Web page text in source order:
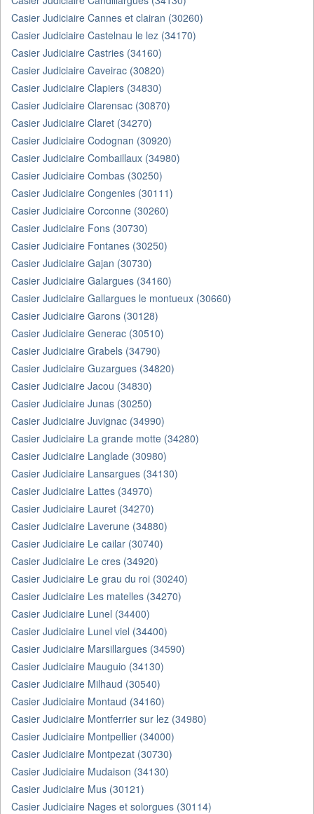
Casier Judiciaire Cannes et clairan (30260)
Casier Judiciaire Castelnau le lez (34170)
Casier Judiciaire Castries (34160)
Casier Judiciaire Caveirac (30820)
Casier Judiciaire Clapiers (34830)
Casier Judiciaire Clarensac (30870)
Casier Judiciaire Claret (34270)
Casier Judiciaire Codognan (30920)
Casier Judiciaire Combaillaux (34980)
Casier Judiciaire Combas (30250)
Casier Judiciaire Congenies (30111)
Casier Judiciaire Corconne (30260)
Casier Judiciaire Fons (30730)
Casier Judiciaire Fontanes (30250)
Casier Judiciaire Gajan (30730)
Casier Judiciaire Galargues (34160)
Casier Judiciaire Gallargues le montueux (30660)
Casier Judiciaire Garons (30128)
Casier Judiciaire Generac (30510)
Casier Judiciaire Grabels (34790)
Casier Judiciaire Guzargues (34820)
Casier Judiciaire Jacou (34830)
Casier Judiciaire Junas (30250)
Casier Judiciaire Juvignac (34990)
Casier Judiciaire La grande motte (34280)
Casier Judiciaire Langlade (30980)
Casier Judiciaire Lansargues (34130)
Casier Judiciaire Lattes (34970)
Casier Judiciaire Lauret (34270)
Casier Judiciaire Laverune (34880)
Casier Judiciaire Le cailar (30740)
Casier Judiciaire Le cres (34920)
Casier Judiciaire Le grau du roi (30240)
Casier Judiciaire Les matelles (34270)
Casier Judiciaire Lunel (34400)
Casier Judiciaire Lunel viel (34400)
Casier Judiciaire Marsillargues (34590)
Casier Judiciaire Mauguio (34130)
Casier Judiciaire Milhaud (30540)
Casier Judiciaire Montaud (34160)
Casier Judiciaire Montferrier sur lez (34980)
Casier Judiciaire Montpellier (34000)
Casier Judiciaire Montpezat (30730)
Casier Judiciaire Mudaison (34130)
Casier Judiciaire Mus (30121)
Casier Judiciaire Nages et solorgues (30114)